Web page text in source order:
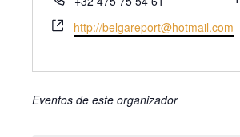
Website
http://belgareport@hotmail.com
Eventos de este organizador